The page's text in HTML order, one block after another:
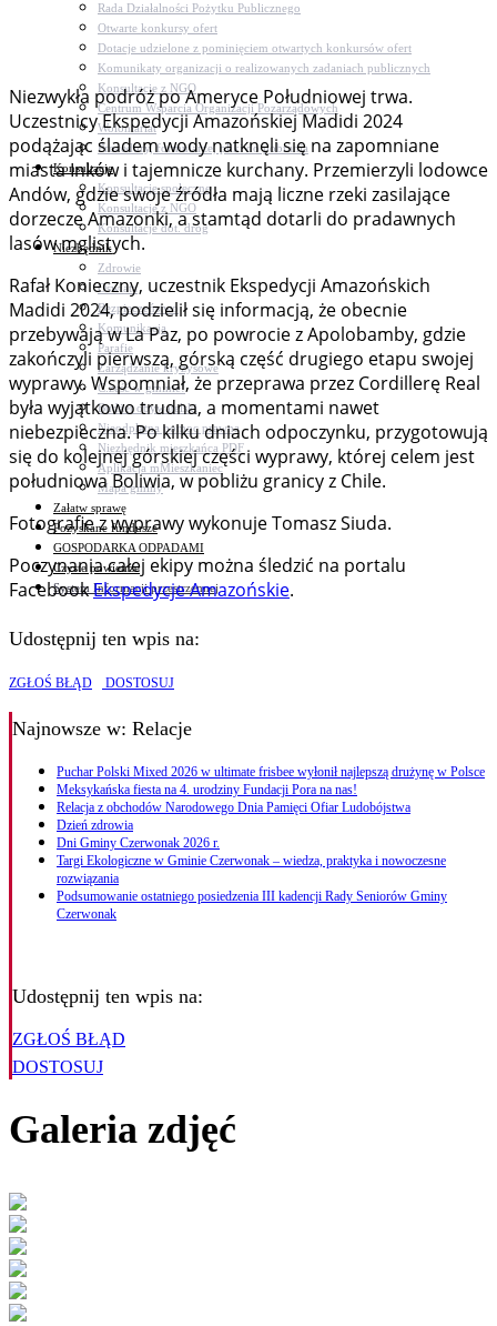
Rada Działalności Pożytku Publicznego
Otwarte konkursy ofert
Dotacje udzielone z pominięciem otwartych konkursów ofert
Komunikaty organizacji o realizowanych zadaniach publicznych
Konsultacje z NGO
Centrum Wsparcia Organizacji Pozarządowych
Wolontariat
Procedury, formularze, pliki do pobrania
Konsultacje
Konsultacje społeczne
Konsultacje z NGO
Konsultacje dot. dróg
Niezbędnik
Zdrowie
Oświata
Bezpieczeństwo
Komunikacja
Parafie
Zarządzanie kryzysowe
C.ześć w gminie!
Budżet obywatelski
Nieodpłatna pomoc prawna
Niezbędnik mieszkańca PDF
Aplikacja mMieszkaniec
Mapa gminy
Załatw sprawę
Pozyskane fundusze
GOSPODARKA ODPADAMI
Czyste powietrze
System Informacji przestrzennej
Niezwykła podróż po Ameryce Południowej trwa.
Uczestnicy Ekspedycji Amazońskiej Madidi 2024
podążając śladem wody natknęli się na zapomniane
miasta Inków i tajemnicze kurchany. Przemierzyli lodowce
Andów, gdzie swoje źródła mają liczne rzeki zasilające
dorzecze Amazonki, a stamtąd dotarli do pradawnych
lasów mglistych.
Rafał Konieczny, uczestnik Ekspedycji Amazońskich
Madidi 2024, podzielił się informacją, że obecnie
przebywają w La Paz, po powrocie z Apolobamby, gdzie
zakończyli pierwszą, górską część drugiego etapu swojej
wyprawy. Wspomniał, że przeprawa przez Cordillerę Real
była wyjątkowo trudna, a momentami nawet
niebezpieczna. Po kilku dniach odpoczynku, przygotowują
się do kolejnej górskiej części wyprawy, której celem jest
południowa Boliwia, w pobliżu granicy z Chile.
Fotografie z wyprawy wykonuje Tomasz Siuda.
Poczynania całej ekipy można śledzić na portalu
FacebookEkspedycje Amazońskie.
Udostępnij ten wpis na:
ZGŁOŚ BŁĄD DOSTOSUJ
Najnowsze w: Relacje
Puchar Polski Mixed 2026 w ultimate frisbee wyłonił najlepszą drużynę w Polsce
Meksykańska fiesta na 4. urodziny Fundacji Pora na nas!
Relacja z obchodów Narodowego Dnia Pamięci Ofiar Ludobójstwa
Dzień zdrowia
Dni Gminy Czerwonak 2026 r.
Targi Ekologiczne w Gminie Czerwonak – wiedza, praktyka i nowoczesne
rozwiązania
Podsumowanie ostatniego posiedzenia III kadencji Rady Seniorów Gminy
Czerwonak
Udostępnij ten wpis na:
ZGŁOŚ BŁĄD
DOSTOSUJ
Galeria zdjęć